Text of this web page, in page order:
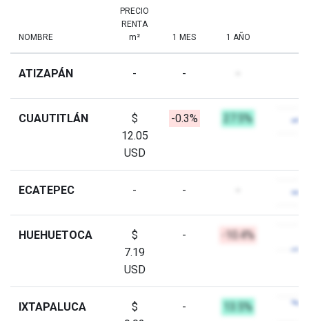
NOMBRE
PRECIO
RENTA
m²
1 MES 1 AÑO
ATIZAPÁN - -
CUAUTITLÁN
$
12.05
USD
-0.3% 27.5%
ECATEPEC - -
HUEHUETOCA
$
7.19
USD
- -10.4%
IXTAPALUCA
$
- 13.5%